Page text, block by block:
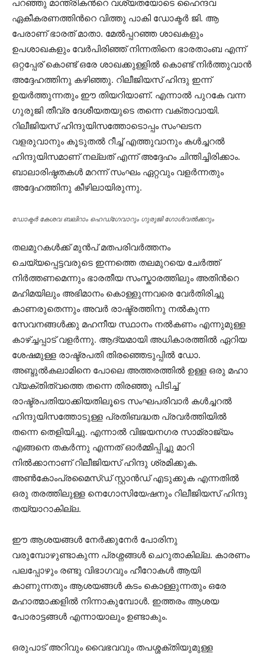
പറഞ്ഞു മാന്ത്രികന്‍റെ വശ്യതയോടെ ഹൈന്ദവ
ഏകീകരണത്തിന്‍റെ വിത്തു പാകി ഡോക്ടര്‍ ജി. ആ
പേരാണ് ഭാരത് മാതാ. മേല്‍പ്പറഞ്ഞ ശാഖകളും
ഉപശാഖകളും വേര്‍പിരിഞ്ഞ് നിന്നതിനെ ഭാരതാംബ എന്ന്
ഒറ്റപ്പേര് കൊണ്ട് ഒരേ ശാഖക്കുള്ളില്‍ കൊണ്ട് നിര്‍ത്തുവാന്‍
അദ്ദേഹത്തിനു കഴിഞ്ഞു. റിലീജിയസ് ഹിന്ദു ഇന്ന്
ഉയര്‍ത്തുന്നതും ഈ തിയറിയാണ്. എന്നാല്‍ പുറകേ വന്ന
ഗുരുജി തീവ്ര ദേശീയതയുടെ തന്നെ വക്താവായി.
റിലീജിയസ് ഹിന്ദുയിസത്തോടൊപ്പം സംഘടന
വളരുവാനും കൂടുതല്‍ റീച്ച് എത്തുവാനും കള്‍ച്ചറല്‍
ഹിന്ദുയിസമാണ് നല്ലത് എന്ന് അദ്ദേഹം ചിന്തിച്ചിരിക്കാം.
ബാലാരിഷ്ഠതകള്‍ മറന്ന് സംഘം ഏറ്റവും വളര്‍ന്നതും
അദ്ദേഹത്തിനു കീഴിലായിരുന്നു.
ഡോക്ടർ കേശവ ബലിറാം ഹെഡ്ഗേവാറും ഗുരുജി ഗോൾവൽക്കറും
തലമുറകള്‍ക്ക് മുന്‍പ് മതപരിവര്‍ത്തനം
ചെയ്യപ്പെട്ടവരുടെ ഇന്നത്തെ തലമുറയെ ചേര്‍ത്ത്
നിര്‍ത്തണമെന്നും ഭാരതീയ സംസ്കാരത്തിലും അതിന്‍റെ
മഹിമയിലും അഭിമാനം കൊള്ളുന്നവരെ വേര്‍തിരിച്ചു
കാണരുതെന്നും അവര്‍ രാഷ്ട്രത്തിനു നല്‍കുന്ന
സേവനങ്ങള്‍ക്കു മഹനീയ സ്ഥാനം നല്‍കണം എന്നുമുള്ള
കാഴ്ച്ചപ്പാട് വളര്‍ന്നു. ആദ്യമായി അധികാരത്തില്‍ ഏറിയ
ശേഷമുള്ള രാഷ്ട്രപതി തിരഞ്ഞെടുപ്പില്‍ ഡോ.
അബ്ദുല്‍കലാമിനെ പോലെ അത്തരത്തില്‍ ഉള്ള ഒരു മഹാ
വ്യക്തിത്വത്തെ തന്നെ തിരഞ്ഞു പിടിച്ച്
രാഷ്ട്രപതിയാക്കിയതിലൂടെ സംഘപരിവാര്‍ കള്‍ച്ചറല്‍
ഹിന്ദുയിസത്തോടുള്ള പ്രതിബദ്ധത പ്രവര്‍ത്തിയില്‍
തന്നെ തെളിയിച്ചു. എന്നാല്‍ വിജയനഗര സാമ്രാജ്യം
എങ്ങനെ തകര്‍ന്നു എന്നത് ഓര്‍മ്മിപ്പിച്ചു മാറി
നില്‍ക്കാനാണ് റിലീജിയസ് ഹിന്ദു ശ്രമിക്കുക.
അണ്‍കോംപ്രമൈസ്ഡ് സ്റ്റാന്‍ഡ് എടുക്കുക എന്നതില്‍
ഒരു തരത്തിലുള്ള നെഗോസിയേഷനും റിലീജിയസ് ഹിന്ദു
തയ്യാറാകില്ല.
ഈ ആശയങ്ങള്‍ നേര്‍ക്കുനേര്‍ പോരിനു
വരുമ്പോഴുണ്ടാകുന്ന പ്രശ്നങ്ങള്‍ ചെറുതാകില്ല. കാരണം
പലപ്പോഴും രണ്ടു വിഭാഗവും ഹീറോകള്‍ ആയി
കാണുന്നതും ആശയങ്ങള്‍ കടം കൊള്ളുന്നതും ഒരേ
മഹാത്മാക്കളില്‍ നിന്നാകുമ്പോള്‍. ഇത്തരം ആശയ
പോരാട്ടങ്ങള്‍ എന്നായാലും ഉണ്ടാകും.
ഒരുപാട് അറിവും വൈഭവവും തപശ്ശക്തിയുമുള്ള